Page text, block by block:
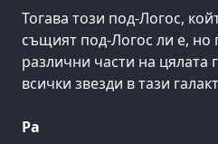
Тогава този под-Логос,
същият под-Логос ли е, но
различни части на цялата
всички звезди в тази
Ра